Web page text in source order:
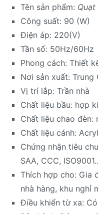
Tên sản phẩm:
Công suất: 90 (W)
Điện áp: 220(V)
Tần số: 50Hz/60Hz
Phong cách: Thiết
Nơi sản xuất: Trung
Vị trí lắp: Trần nhà
Chất liệu bầu: hợp
Chất liệu chao đèn:
Chất liệu cánh:
Chứng nhận tiêu
SAA, CCC,
Thích hợp cho: Gia
nhà hàng, khu nghỉ
Điều khiển từ xa: Có